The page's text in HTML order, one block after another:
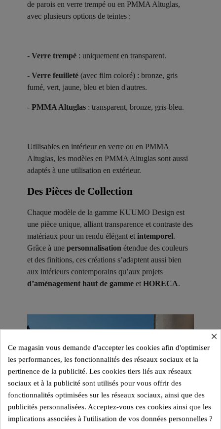
de parois en verre trempé ou en PMMA Altuglas,
avec plusieurs options de teintes :
- Verre trempé : uniquement en transparent.
- Verre feuilleté (avec film coloré) : bronze, gris
fumé, vert, jaune, bleu et bien d'autres.
- PMMA Altuglas : transparent, bronze, gris-bleu.
Utilisables en intérieur en verre ou en PMMA
Altuglas, les modèles en PMMA Altuglas sont aussi
adaptés à une utilisation en extérieur.
Des Pièces de Collection ​
Chaque modèle de la gamme KUUMO Design est
une pièce unique, alliant transparence et contraste des
matériaux pour un rendu élégant et intemporel.
Grâce à une personnalisation étendue des couleurs
et des finitions, ces créations s’adaptent aussi bien
aux intérieurs contemporains qu’aux projets
d’aménagement haut de gamme et HORECA.
×
Ce magasin vous demande d'accepter les cookies afin d'optimiser
les performances, les fonctionnalités des réseaux sociaux et la
pertinence de la publicité. Les cookies tiers liés aux réseaux
sociaux et à la publicité sont utilisés pour vous offrir des
fonctionnalités optimisées sur les réseaux sociaux, ainsi que des
publicités personnalisées. Acceptez-vous ces cookies ainsi que les
implications associées à l'utilisation de vos données personnelles ?